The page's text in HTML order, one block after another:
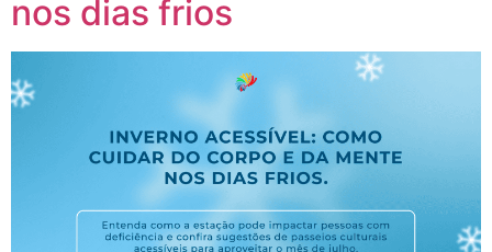
nos dias frios